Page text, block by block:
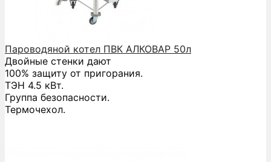
Пароводяной котел ПВК АЛКОВАР 50л
Двойные стенки дают
100% защиту от пригорания.
ТЭН 4.5 кВт.
Группа безопасности.
Термочехол.